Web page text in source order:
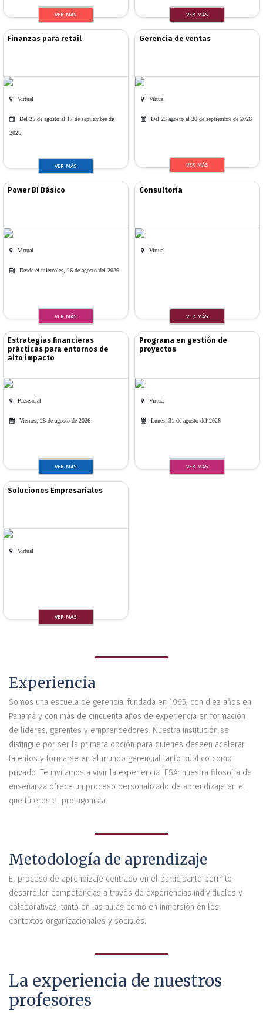
VER MÁS VER MÁS
Finanzas para retail
Virtual
Del 25 de agosto al 17 de septiembre de
2026
VER MÁS
Gerencia de ventas
Virtual
Del 25 agosto al 20 de septiembre de 2026
VER MÁS
Power BI Básico
Virtual
Desde el miércoles, 26 de agosto del 2026
VER MÁS
Consultoría
Virtual
VER MÁS
Estrategias financieras
prácticas para entornos de
alto impacto
Presencial
Viernes, 28 de agosto de 2026
VER MÁS
Programa en gestión de
proyectos
Virtual
Lunes, 31 de agosto del 2026
VER MÁS
Soluciones Empresariales
Virtual
VER MÁS
Experiencia
Somos una escuela de gerencia, fundada en 1965, con diez años en
Panamá y con más de cincuenta años de experiencia en formación
de líderes, gerentes y emprendedores. Nuestra institución se
distingue por ser la primera opción para quienes deseen acelerar
talentos y formarse en el mundo gerencial tanto público como
privado. Te invitamos a vivir la experiencia IESA: nuestra filosofía de
enseñanza ofrece un proceso personalizado de aprendizaje en el
que tú eres el protagonista.
Metodología de aprendizaje
El proceso de aprendizaje centrado en el participante permite
desarrollar competencias a través de experiencias individuales y
colaborativas, tanto en las aulas como en inmersión en los
contextos organizacionales y sociales.
La experiencia de nuestros
profesores